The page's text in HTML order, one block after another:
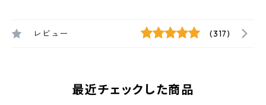
レビュー (317)
最近チェックした商品